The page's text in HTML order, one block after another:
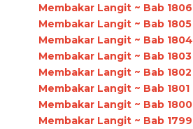
Membakar Langit ~ Bab 1806
Membakar Langit ~ Bab 1805
Membakar Langit ~ Bab 1804
Membakar Langit ~ Bab 1803
Membakar Langit ~ Bab 1802
Membakar Langit ~ Bab 1801
Membakar Langit ~ Bab 1800
Membakar Langit ~ Bab 1799